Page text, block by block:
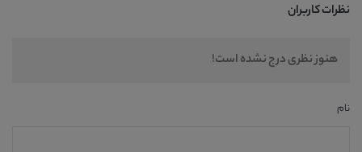
نظرات کاربران
هنوز نظری درج نشده است!
نام